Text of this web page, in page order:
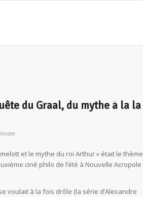
du Graal, du mythe à la la
et le mythe du roi Arthur » était le thème
ciné philo de l’été à Nouvelle Acropole
voulait à la fois drôle (la série d’Alexandre